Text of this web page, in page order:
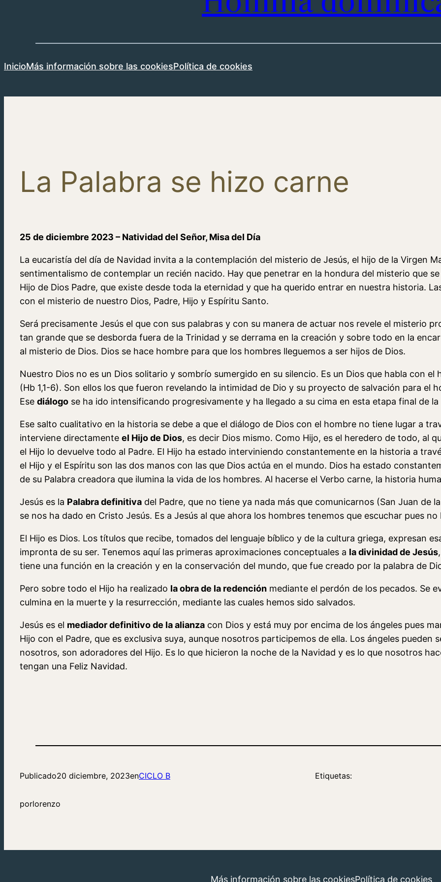
InicioMás información sobre las cookiesPolítica de cookies
La Palabra se hizo carne
25 de diciembre 2023 – Natividad del Señor, Misa del Día
La eucaristía del día de Navidad invita a la contemplación del misterio de Jesús, el hijo de la Virgen
sentimentalismo de contemplar un recién nacido. Hay que penetrar en la hondura del misterio que
Hijo de Dios Padre, que existe desde toda la eternidad y que ha querido entrar en nuestra historia.
con el misterio de nuestro Dios, Padre, Hijo y Espíritu Santo.
Será precisamente Jesús el que con sus palabras y con su manera de actuar nos revele el misterio
tan grande que se desborda fuera de la Trinidad y se derrama en la creación y sobre todo en la
al misterio de Dios. Dios se hace hombre para que los hombres lleguemos a ser hijos de Dios.
Nuestro Dios no es un Dios solitario y sombrío sumergido en su silencio. Es un Dios que habla con
(Hb 1,1-6). Son ellos los que fueron revelando la intimidad de Dio y su proyecto de salvación para el
Ese diálogo se ha ido intensificando progresivamente y ha llegado a su cima en esta etapa final de
Ese salto cualitativo en la historia se debe a que el diálogo de Dios con el hombre no tiene lugar a
interviene directamente el Hijo de Dios, es decir Dios mismo. Como Hijo, es el heredero de todo, al
el Hijo lo devuelve todo al Padre. El Hijo ha estado interviniendo constantemente en la historia a
el Hijo y el Espíritu son las dos manos con las que Dios actúa en el mundo. Dios ha estado
de su Palabra creadora que ilumina la vida de los hombres. Al hacerse el Verbo carne, la historia
Jesús es la Palabra definitiva del Padre, que no tiene ya nada más que comunicarnos (San Juan de
se nos ha dado en Cristo Jesús. Es a Jesús al que ahora los hombres tenemos que escuchar pues
El Hijo es Dios. Los títulos que recibe, tomados del lenguaje bíblico y de la cultura griega, expresan
impronta de su ser. Tenemos aquí las primeras aproximaciones conceptuales a la divinidad de Jesús
tiene una función en la creación y en la conservación del mundo, que fue creado por la palabra de
Pero sobre todo el Hijo ha realizado la obra de la redención mediante el perdón de los pecados. Se
culmina en la muerte y la resurrección, mediante las cuales hemos sido salvados.
Jesús es el mediador definitivo de la alianza con Dios y está muy por encima de los ángeles pues
Hijo con el Padre, que es exclusiva suya, aunque nosotros participemos de ella. Los ángeles
nosotros, son adoradores del Hijo. Es lo que hicieron la noche de la Navidad y es lo que nosotros
tengan una Feliz Navidad.
Publicado20 diciembre, 2023enCICLO B
porlorenzo
Etiquetas:
Más información sobre las cookiesPolítica de cookies